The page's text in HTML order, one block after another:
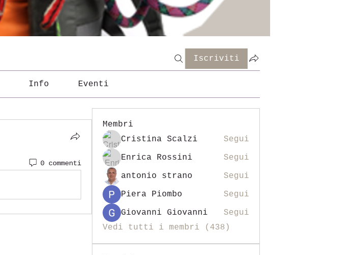
Iscriviti
Info Eventi
0 commenti
Membri
Cristina Scalzi
Segui
Enrica Rossini
Segui
antonio strano
Segui
Piera Piombo
Segui
Giovanni Giovanni
Segui
Vedi tutti i membri (438)